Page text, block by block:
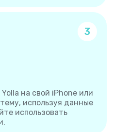
3
на свой iPhone или
используя данные
использовать